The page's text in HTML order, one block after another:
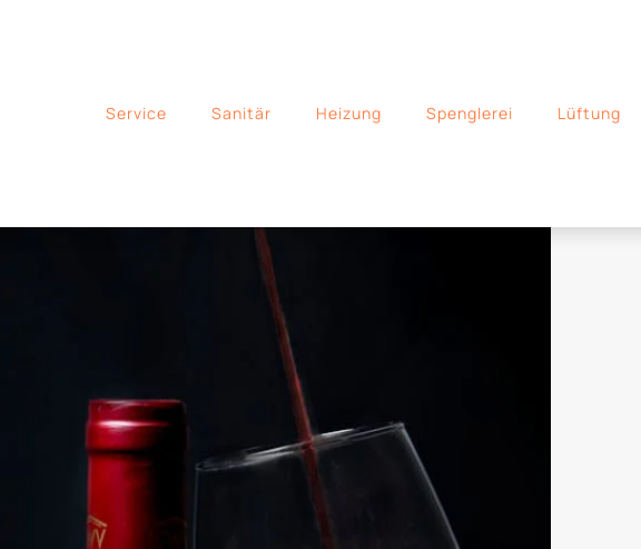
Service Sanitär Heizung Spenglerei Lüftung